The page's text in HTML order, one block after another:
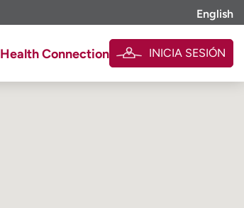
English
Connection INICIA SESIÓN